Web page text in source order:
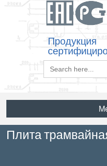
Продукция
Search
for:
Плита